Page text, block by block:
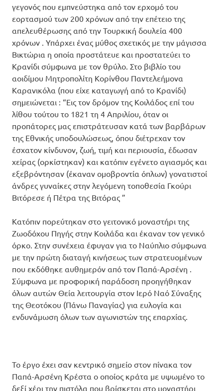
γεγονός που εμπνεύστηκα από τον ερχομό του
εορτασμού των 200 χρόνων από την επέτειο της
απελευθέρωσης από την Τουρκική δουλεία 400
χρόνων . Υπάρχει ένας μύθος σχετικός με την μάγισσα
Βικτώρια η οποία προστάτευε και προστατεύει το
Κρανίδι σύμφωνα με τον θρύλο. Στο βιβλίο του
αοιδίμου Μητροπολίτη Κορίνθου Παντελεήμονα
Καρανικόλα (που είχε καταγωγή από το Κρανίδι)
σημειώνεται : “Εις τον δρόμον της Κοιλάδος επί του
λίθου τούτου το 1821 τη 4 Απριλίου, όταν οι
προπάτορες μας επιστράτευσαν κατά των βαρβάρων
της Εθνικής υποδουλώσεως, όπου διέτρεχαν τον
έσχατον κίνδυνον, ζωή, τιμή και περιουσία, έδωσαν
χείρας (ορκίστηκαν) και κατόπιν εγένετο αγιασμός και
εξεβρόντησαν (έκαναν ομοβροντία όπλων) γονατιστοί
άνδρες γυναίκες στην λεγόμενη τοποθεσία Γκούρι
Βιτόρεσε ή Πέτρα της Βιτόρας ”
Κατόπιν πορεύτηκαν στο γειτονικό μοναστήρι της
Ζωοδόχου Πηγής στην Κοιλάδα και έκαναν τον γενικό
όρκο. Στην συνέχεια έφυγαν για το Ναύπλιο σύμφωνα
με την πρώτη διαταγή κινήσεως των στρατευομένων
που εκδόθηκε αυθημερόν από τον Παπά-Αρσένη .
Σύμφωνα με προφορική παράδοση προηγήθηκαν
όλων αυτών Θεία λειτουργία στον Ιερό Ναό Σύναξης
της Θεοτόκου (Πάνω Παναγίας) για ευλογία και
ενδυνάμωση όλων των αγωνιστών της επαρχίας.
Το έργο έχει σαν κεντρικό σημείο στον πίνακα τον
Παπά-Αρσένη Κρέστα ο οποίος κράτα με υψωμένο το
δεξί χέρι την πιστόλα που βρίσκεται στο μοναστήρι